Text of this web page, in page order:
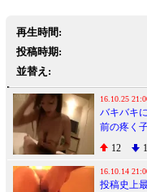
再生時間:
投稿時期:
並替え:
16.10.25
バキバキ
前の疼く
西弁ギャ
12
16.10.14
投稿史上